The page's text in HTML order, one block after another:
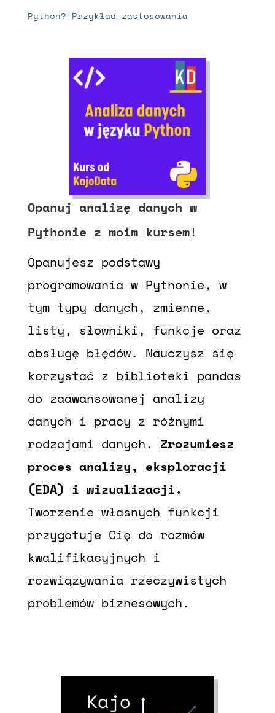
Python? Przykład zastosowania
Opanuj analizę danych w
Pythonie z moim kursem!
Opanujesz podstawy
programowania w Pythonie, w
tym typy danych, zmienne,
listy, słowniki, funkcje oraz
obsługę błędów. Nauczysz się
korzystać z biblioteki pandas
do zaawansowanej analizy
danych i pracy z różnymi
rodzajami danych. Zrozumiesz
proces analizy, eksploracji
(EDA) i wizualizacji.
Tworzenie własnych funkcji
przygotuje Cię do rozmów
kwalifikacyjnych i
rozwiązywania rzeczywistych
problemów biznesowych.